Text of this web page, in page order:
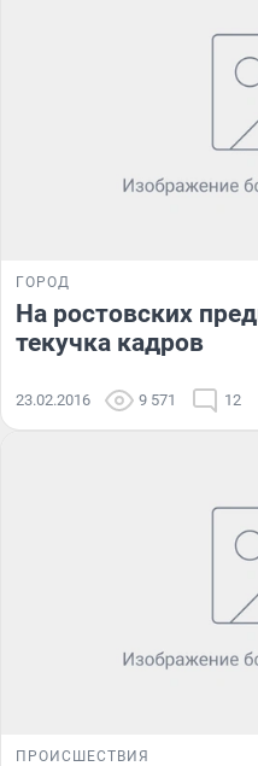
ГОРОД
На ростовских
текучка кадров
23.02.2016 9 571 12
ПРОИСШЕСТВИЯ